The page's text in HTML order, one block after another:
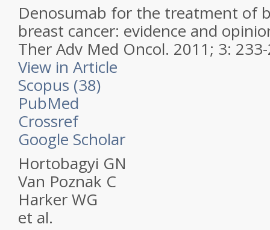
Denosumab for the treatment of
breast cancer: evidence and
Ther Adv Med Oncol. 2011; 3:
View in Article
Scopus (38)
PubMed
Crossref
Google Scholar
Hortobagyi GN
Van Poznak C
Harker WG
et al.